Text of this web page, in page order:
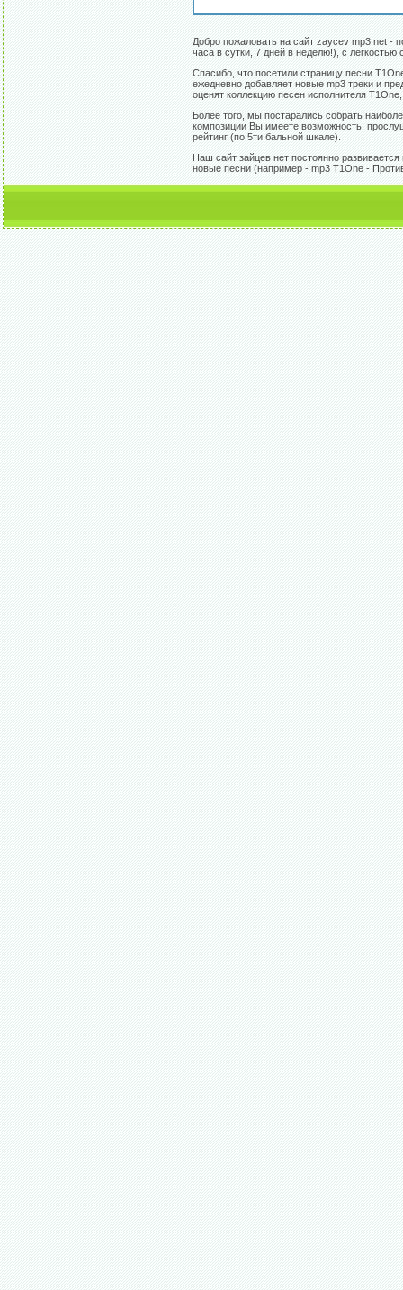
Добро пожаловать на сайт zaycev mp3 net -
часа в сутки, 7 дней в неделю!), с
Спасибо, что посетили страницу песни
ежедневно добавляет новые mp3 треки и
оценят коллекцию песен исполнителя
Более того, мы постарались собрать
композиции Вы имеете возможность,
рейтинг (по 5ти бальной шкале).
Наш сайт зайцев нет постоянно
новые песни (например - mp3 T1One -